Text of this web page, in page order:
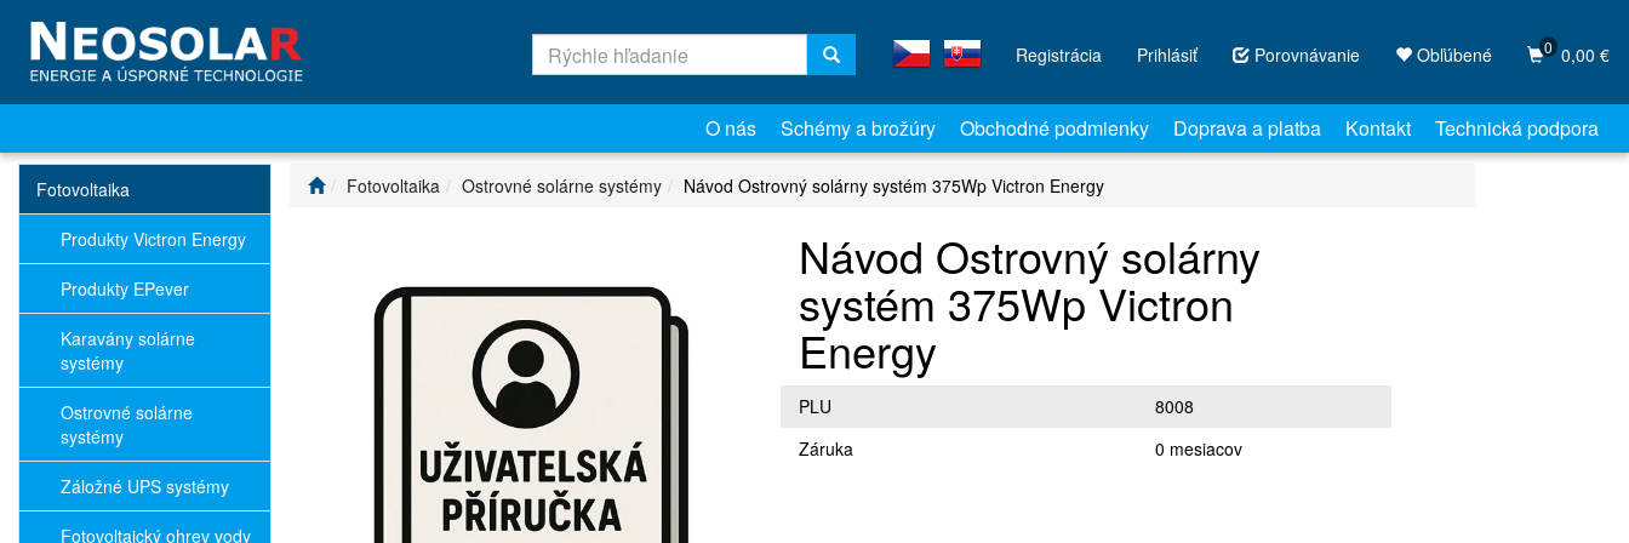
Porovnávanie Obľúbené 0 0,00 €
Registrácia Prihlásiť
O nás Schémy a brožúry Obchodné podmienky Doprava a platba Kontakt Technická podpora
Fotovoltaika
Produkty Victron Energy
Produkty EPever
Karavány solárne
systémy
Ostrovné solárne
systémy
Záložné UPS systémy
Fotovoltaický ohrev vody
Fotovoltaika Ostrovné solárne systémy Návod Ostrovný solárny systém 375Wp Victron Energy
Návod Ostrovný solárny
systém 375Wp Victron
Energy
PLU
8008
Záruka
0 mesiacov